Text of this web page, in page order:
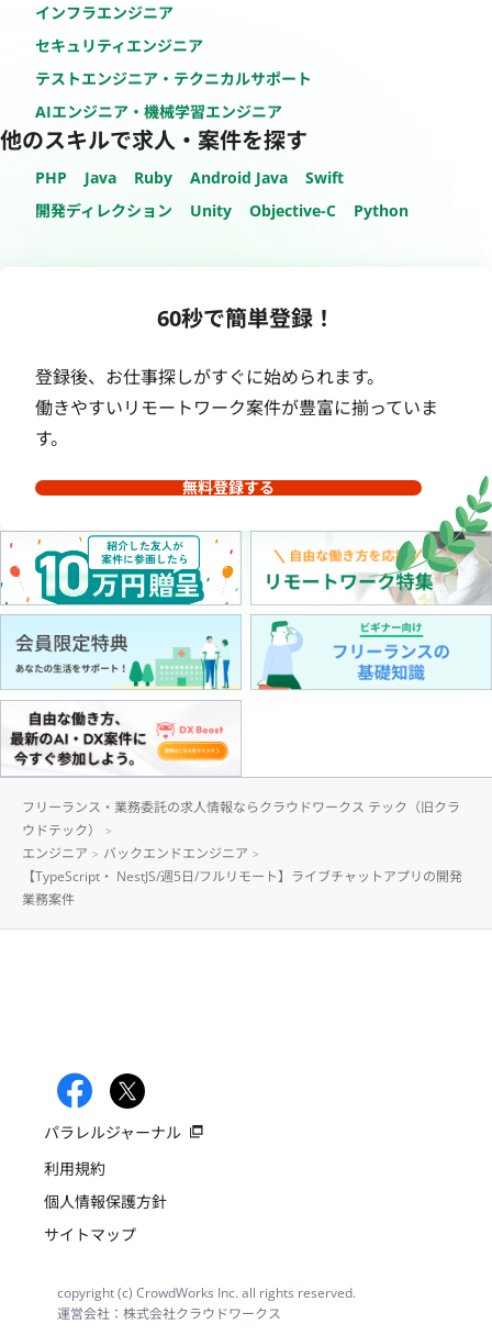
インフラエンジニア
セキュリティエンジニア
テストエンジニア・テクニカルサポート
AIエンジニア・機械学習エンジニア
他のスキルで求人・案件を探す
PHP Java Ruby Android Java
Swift
開発ディレクション
Unity Objective-C Python
60秒で簡単登録！
登録後、お仕事探しがすぐに始められます。
働きやすいリモートワーク案件が豊富に揃っていま
す。
無料登録する
フリーランス・業務委託の求人情報ならクラウドワークス テック（旧クラ
ウドテック）
エンジニア
バックエンドエンジニア
【TypeScript・ NestJS/週5日/フルリモート】ライブチャットアプリの開発
業務案件
パラレルジャーナル
利用規約
個人情報保護方針
サイトマップ
copyright (c) CrowdWorks Inc. all rights reserved.
運営会社：株式会社クラウドワークス